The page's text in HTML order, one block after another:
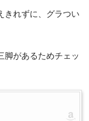
きれずに、グラつい
脚があるためチェッ